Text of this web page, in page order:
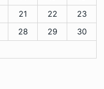
21 22
23
28 29
30